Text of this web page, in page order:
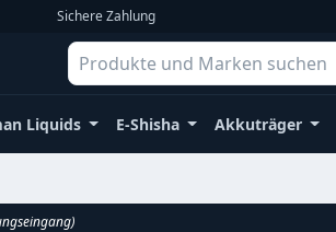
Sichere Zahlung
Liquids E-Shisha Akkuträger